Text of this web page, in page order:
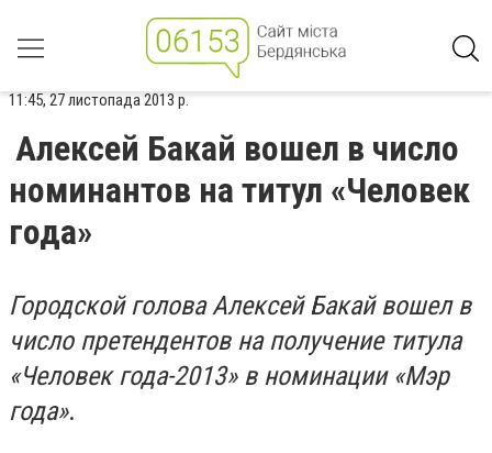
11:45, 27 листопада 2013 р.
Алексей Бакай вошел в число
номинантов на титул «Человек
года»
Городской голова Алексей Бакай вошел в
число претендентов на получение титула
«Человек года-2013» в номинации «Мэр
года».